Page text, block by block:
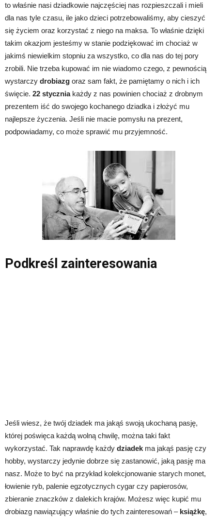
to właśnie nasi dziadkowie najczęściej nas rozpieszczali i mieli
dla nas tyle czasu, ile jako dzieci potrzebowaliśmy, aby cieszyć
się życiem oraz korzystać z niego na maksa. To właśnie dzięki
takim okazjom jesteśmy w stanie podziękować im chociaż w
jakimś niewielkim stopniu za wszystko, co dla nas do tej pory
zrobili. Nie trzeba kupować im nie wiadomo czego, z pewnością
wystarczy drobiazg oraz sam fakt, że pamiętamy o nich i ich
święcie. 22 styczniakażdy z nas powinien chociaż z drobnym
prezentem iść do swojego kochanego dziadka i złożyć mu
najlepsze życzenia. Jeśli nie macie pomysłu na prezent,
podpowiadamy, co może sprawić mu przyjemność.
Podkreśl zainteresowania
Jeśli wiesz, że twój dziadek ma jakąś swoją ukochaną pasję,
której poświęca każdą wolną chwilę, można taki fakt
wykorzystać. Tak naprawdę każdy dziadek ma jakąś pasję czy
hobby, wystarczy jedynie dobrze się zastanowić, jaką pasję ma
nasz. Może to być na przykład kolekcjonowanie starych monet,
łowienie ryb, palenie egzotycznych cygar czy papierosów,
zbieranie znaczków z dalekich krajów. Możesz więc kupić mu
drobiazg nawiązujący właśnie do tych zainteresowań – książkę,